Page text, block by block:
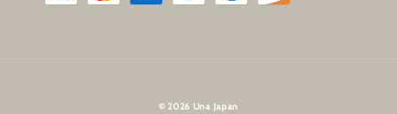
© 2026 Una Japan